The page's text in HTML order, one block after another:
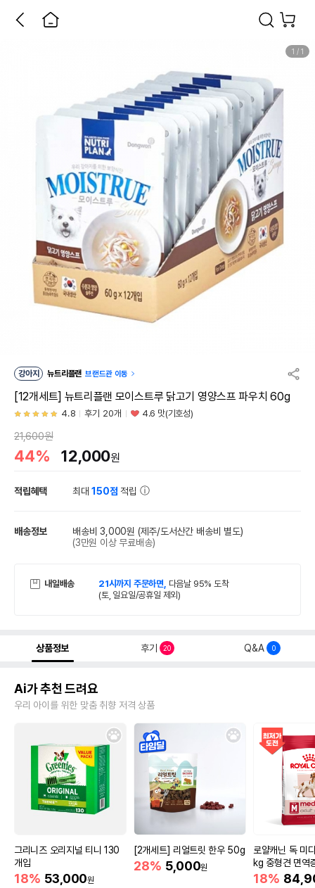
1 / 1
강아지 뉴트리플랜 브랜드관 이동
[12개세트] 뉴트리플랜 모이스트루 닭고기 영양스프 파우치 60g
4.8 후기 20개 4.6 맛(기호성)
21,600원
44% 12,000원
적립혜택 최대150점 적립
배송정보 배송비 3,000원 (제주/도서산간 배송비 별도)
(3만원 이상 무료배송)
내일배송 21시까지 주문하면, 다음날 95% 도착
(토, 일요일/공휴일 제외)
상품정보 후기 20 Q&A 0
Ai가 추천 드려요
우리 아이를 위한 맞춤 취향 저격 상품
그리니즈 오리지널 티니 130
개입
18% 53,000원
[2개세트] 리얼트릿 한우 50g
28% 5,000원
로얄캐닌 독 미
kg 중형견 면역
18%